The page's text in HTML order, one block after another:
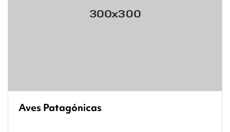
Aves Patagónicas